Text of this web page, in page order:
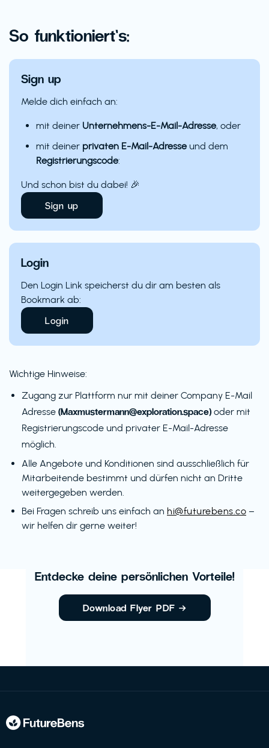
So funktioniert’s:
Sign up
Melde dich einfach an:
mit deiner Unternehmens-E-Mail-Adresse, oder
mit deiner privaten E-Mail-Adresse und dem
Registrierungscode:
Und schon bist du dabei! 🎉
Sign up
Login
Den Login Link speicherst du dir am besten als
Bookmark ab:
Login
Wichtige Hinweise:
Zugang zur Plattform nur mit deiner Company E-Mail
Adresse (Maxmustermann@exploration.space) oder mit
Registrierungscode und privater E-Mail-Adresse
möglich.
Alle Angebote und Konditionen sind ausschließlich für
Mitarbeitende bestimmt und dürfen nicht an Dritte
weitergegeben werden.
Bei Fragen schreib uns einfach an hi@futurebens.co –
wir helfen dir gerne weiter!
Entdecke deine persönlichen Vorteile!
Download Flyer PDF →